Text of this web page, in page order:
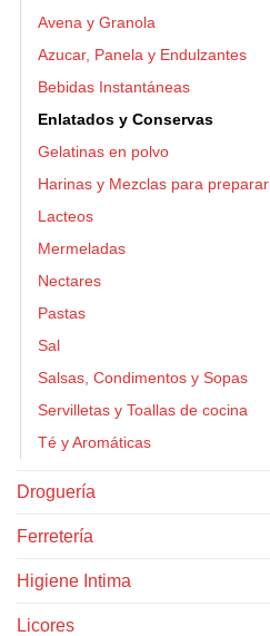
Avena y Granola
Azucar, Panela y Endulzantes
Bebidas Instantáneas
Enlatados y Conservas
Gelatinas en polvo
Harinas y Mezclas para preparar
Lacteos
Mermeladas
Nectares
Pastas
Sal
Salsas, Condimentos y Sopas
Servilletas y Toallas de cocina
Té y Aromáticas
Droguería
Ferretería
Higiene Intima
Licores